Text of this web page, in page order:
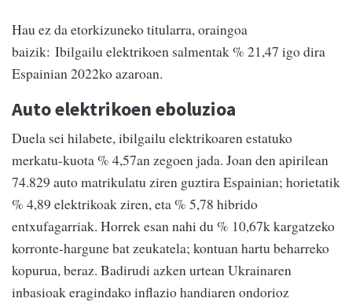
Hau ez da etorkizuneko titularra, oraingoa
baizik: Ibilgailu elektrikoen salmentak % 21,47 igo dira
Espainian 2022ko azaroan.
Auto elektrikoen eboluzioa
Duela sei hilabete, ibilgailu elektrikoaren estatuko
merkatu-kuota % 4,57an zegoen jada. Joan den apirilean
74.829 auto matrikulatu ziren guztira Espainian; horietatik
% 4,89 elektrikoak ziren, eta % 5,78 hibrido
entxufagarriak. Horrek esan nahi du % 10,67k kargatzeko
korronte-hargune bat zeukatela; kontuan hartu beharreko
kopurua, beraz. Badirudi azken urtean Ukrainaren
inbasioak eragindako inflazio handiaren ondorioz